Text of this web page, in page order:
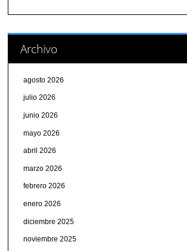
Archivo
agosto 2026
julio 2026
junio 2026
mayo 2026
abril 2026
marzo 2026
febrero 2026
enero 2026
diciembre 2025
noviembre 2025